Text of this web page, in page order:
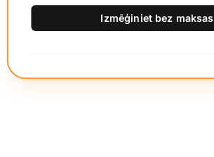
Izmēģiniet bez maksas